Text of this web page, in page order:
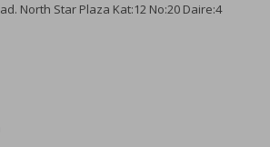
North Star Plaza Kat:12 No:20 Daire:4